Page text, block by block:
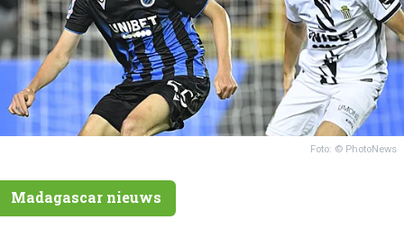
Foto: © PhotoNews
Madagascar nieuws